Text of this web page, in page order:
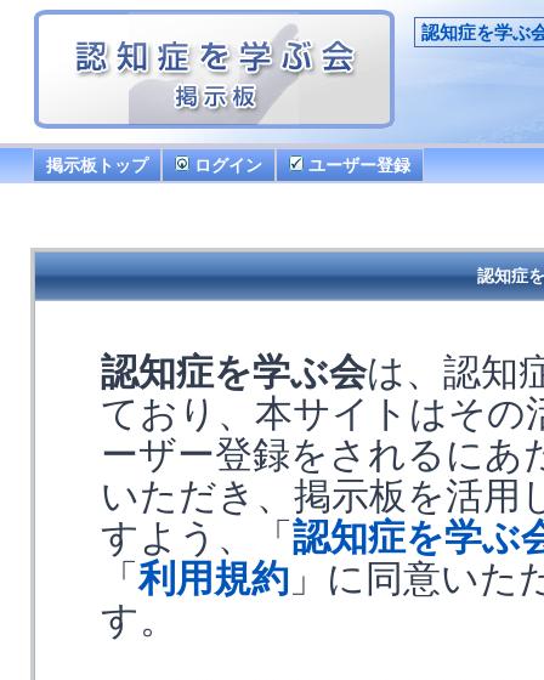
認知症を学ぶ
掲示板トップ ログイン ユーザー登録
認知症
認知症を学ぶ会は、認知
ており、本サイトはその
ーザー登録をされるにあ
いただき、掲示板を活用
すよう、「 認知症を学ぶ
「利用規約 」に同意いた
す。